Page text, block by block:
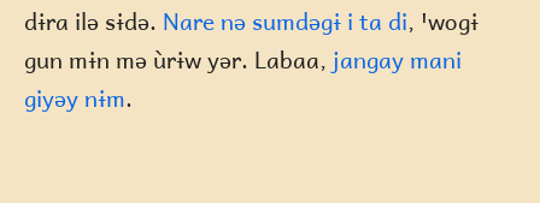
dɨra ilə sɨdə. Nare nə sumdəgɨ i ta di, ꞌwogɨ
gun mɨn mə ùrɨw yər. Labaa, jangay mani
giyəy nɨm.